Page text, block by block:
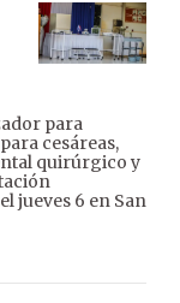
para
cesáreas,
quirúrgico y
jueves 6 en San